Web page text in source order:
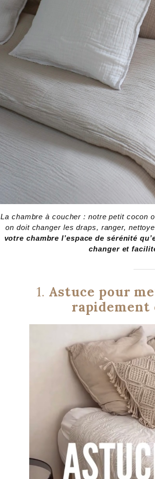
La chambre à coucher : notre petit cocon
on doit changer les draps, ranger,
votre chambre l’espace de sérénité
changer et
1. Astuce pour
rapidement